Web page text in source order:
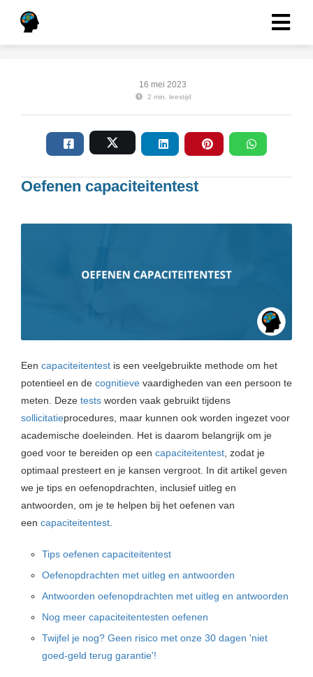
16 mei 2023
2 min. leestijd
Oefenen capaciteitentest
Een capaciteitentest is een veelgebruikte methode om het
potentieel en de cognitieve vaardigheden van een persoon te
meten. Deze tests worden vaak gebruikt tijdens
sollicitatieprocedures, maar kunnen ook worden ingezet voor
academische doeleinden. Het is daarom belangrijk om je
goed voor te bereiden op een capaciteitentest , zodat je
optimaal presteert en je kansen vergroot. In dit artikel geven
we je tips en oefenopdrachten, inclusief uitleg en
antwoorden, om je te helpen bij het oefenen van
een capaciteitentest
Tips oefenen capaciteitentest
Oefenopdrachten met uitleg en antwoorden
Antwoorden oefenopdrachten met uitleg en antwoorden
Nog meer capaciteitentesten oefenen
Twijfel je nog? Geen risico met onze 30 dagen 'niet
goed-geld terug garantie'!